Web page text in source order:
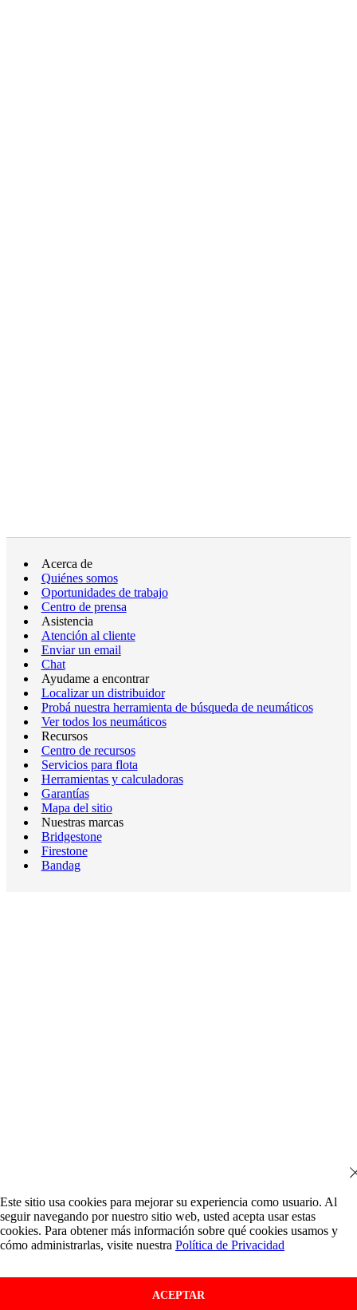
Acerca de
Quiénes somos
Oportunidades de trabajo
Centro de prensa
Asistencia
Atención al cliente
Enviar un email
Chat
Ayudame a encontrar
Localizar un distribuidor
Probá nuestra herramienta de búsqueda de neumáticos
Ver todos los neumáticos
Recursos
Centro de recursos
Servicios para flota
Herramientas y calculadoras
Garantías
Mapa del sitio
Nuestras marcas
Bridgestone
Firestone
Bandag
Este sitio usa cookies para mejorar su experiencia como usuario. Al
seguir navegando por nuestro sitio web, usted acepta usar estas
cookies. Para obtener más información sobre qué cookies usamos y
cómo administrarlas, visite nuestra Política de Privacidad
ACEPTAR